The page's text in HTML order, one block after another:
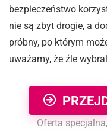
bezpieczeństwo
nie są zbyt drogie, a
próbny, po którym
uważamy, że źle
Oferta